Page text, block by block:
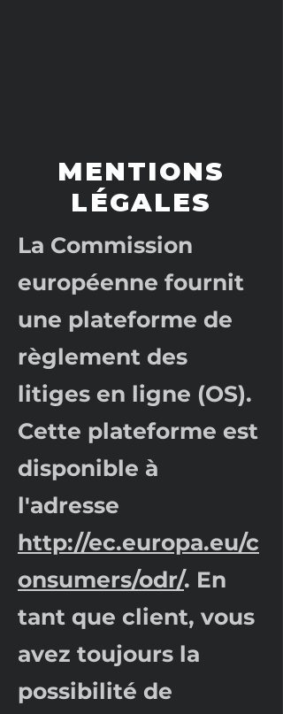
MENTIONS
LÉGALES
La Commission
européenne fournit
une plateforme de
règlement des
litiges en ligne (OS).
Cette plateforme est
disponible à
l'adresse
http://ec.europa.eu/c
onsumers/odr/. En
tant que client, vous
avez toujours la
possibilité de